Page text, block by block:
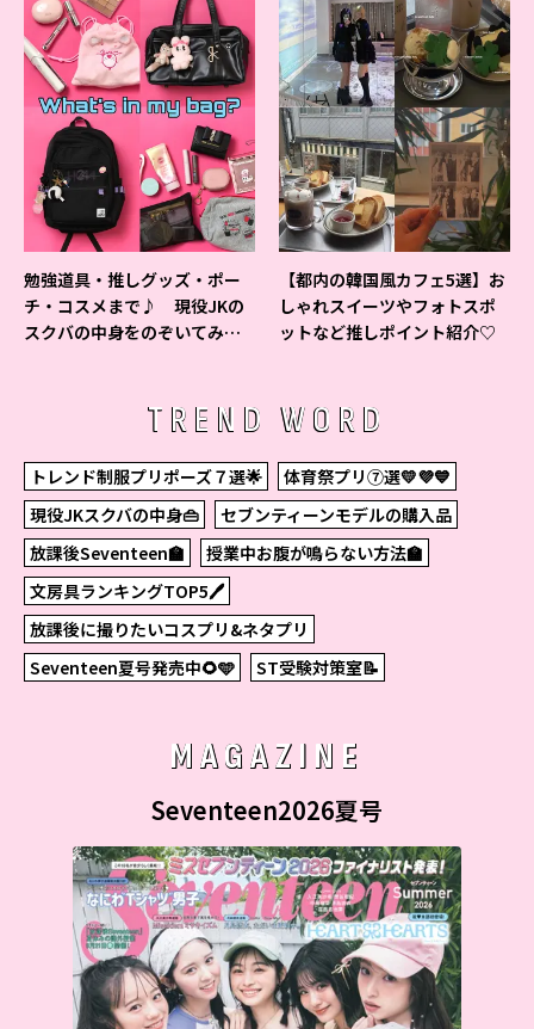
勉強道具・推しグッズ・ポー
チ・コスメまで♪ 現役JKの
スクバの中身をのぞいてみ
【都内の韓国風カフェ5選】お
しゃれスイーツやフォトスポ
ットなど推しポイント紹介♡
TREND WORD
トレンド制服プリポーズ７選🌟
体育祭プリ⑦選💛💜💙
現役JKスクバの中身👜
セブンティーンモデルの購入品
放課後Seventeen🏫
授業中お腹が鳴らない方法🏫
文房具ランキングTOP5🖊
放課後に撮りたいコスプリ&ネタプリ
Seventeen夏号発売中🌻🩵
ST受験対策室📝
MAGAZINE
Seventeen2026夏号